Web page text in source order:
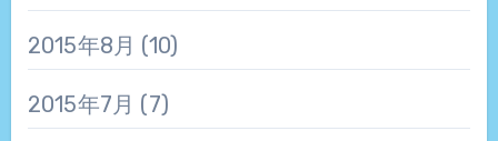
2015年8月 (10)
2015年7月 (7)